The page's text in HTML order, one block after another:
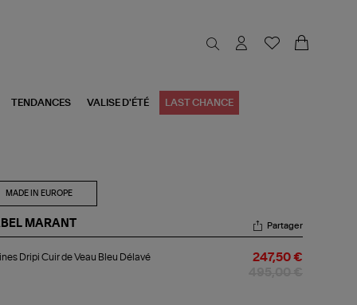
TENDANCES VALISE D'ÉTÉ LAST CHANCE
MADE IN EUROPE
MARANT Partager
Dripi Cuir de Veau Bleu Délavé 247,50 €